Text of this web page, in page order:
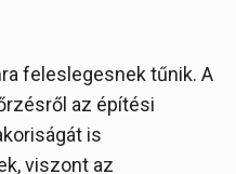
feleslegesnek tűnik. A
az építési
is
viszont az